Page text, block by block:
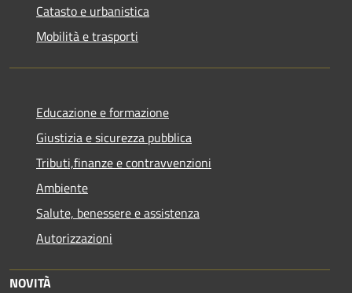
Catasto e urbanistica
Mobilità e trasporti
Educazione e formazione
Giustizia e sicurezza pubblica
Tributi,finanze e contravvenzioni
Ambiente
Salute, benessere e assistenza
Autorizzazioni
NOVITÀ